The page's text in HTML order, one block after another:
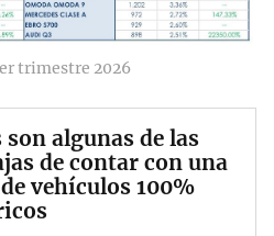
trimestre 2026
son algunas de las
de contar con una
vehículos 100%